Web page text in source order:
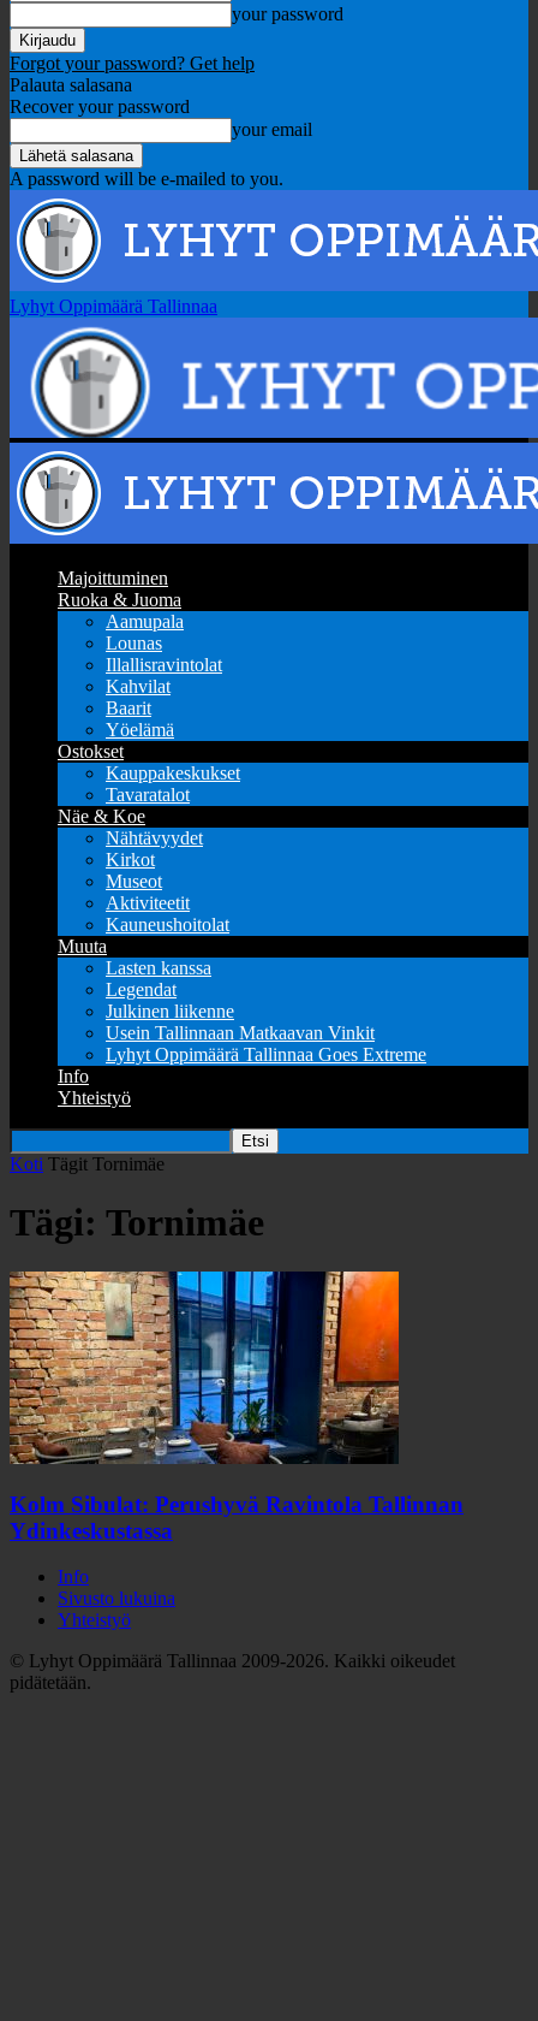
your password
Forgot your password? Get help
Palauta salasana
Recover your password
your email
A password will be e-mailed to you.
Lyhyt Oppimäärä Tallinnaa
Majoittuminen
Ruoka & Juoma
Aamupala
Lounas
Illallisravintolat
Kahvilat
Baarit
Yöelämä
Ostokset
Kauppakeskukset
Tavaratalot
Näe & Koe
Nähtävyydet
Kirkot
Museot
Aktiviteetit
Kauneushoitolat
Muuta
Lasten kanssa
Legendat
Julkinen liikenne
Usein Tallinnaan Matkaavan Vinkit
Lyhyt Oppimäärä Tallinnaa Goes Extreme
Info
Yhteistyö
Koti Tägit Tornimäe
Tägi: Tornimäe
Kolm Sibulat: Perushyvä Ravintola Tallinnan
Ydinkeskustassa
Info
Sivusto lukuina
Yhteistyö
© Lyhyt Oppimäärä Tallinnaa 2009-2026. Kaikki oikeudet
pidätetään.